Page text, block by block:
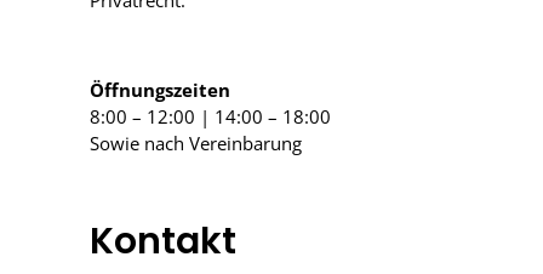
Öffnungszeiten
8:00 – 12:00 | 14:00 – 18:00
Sowie nach Vereinbarung
Kontakt